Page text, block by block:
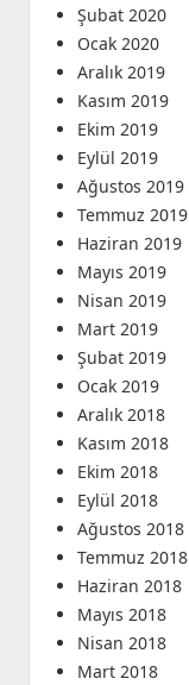
Şubat 2020
Ocak 2020
Aralık 2019
Kasım 2019
Ekim 2019
Eylül 2019
Ağustos 2019
Temmuz 2019
Haziran 2019
Mayıs 2019
Nisan 2019
Mart 2019
Şubat 2019
Ocak 2019
Aralık 2018
Kasım 2018
Ekim 2018
Eylül 2018
Ağustos 2018
Temmuz 2018
Haziran 2018
Mayıs 2018
Nisan 2018
Mart 2018